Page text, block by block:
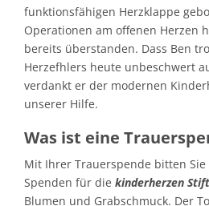
funktionsfähigen Herzklappe
Operationen am offenen Herzen
bereits überstanden. Dass Ben
Herzefhlers heute unbeschwert
verdankt er der modernen
unserer Hilfe.
Was ist eine
Mit Ihrer Trauerspende bitten
Spenden für die kinderherzen
Blumen und Grabschmuck. Der